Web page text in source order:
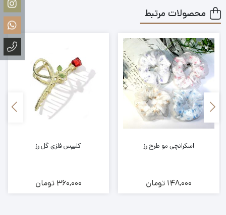
محصولات مرتبط
اسکرانچی مو طرح رز
148,000 تومان
کلیپس فلزی گل رز
360,000 تومان